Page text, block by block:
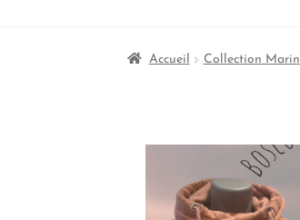
Accueil Collection Marin